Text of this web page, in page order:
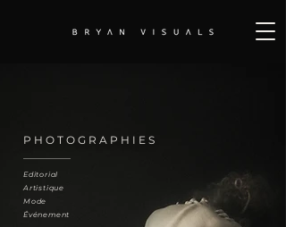
PHOTOGRAPHIES
Editorial
Artistique
Mode
Événement